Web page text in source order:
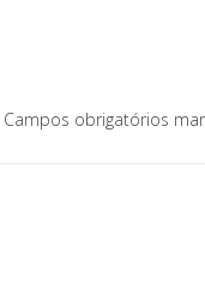
Campos obrigatórios